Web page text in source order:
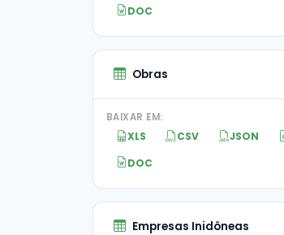
DOC
Obras
BAIXAR EM:
XLS CSV JSON
DOC
Empresas Inidôneas